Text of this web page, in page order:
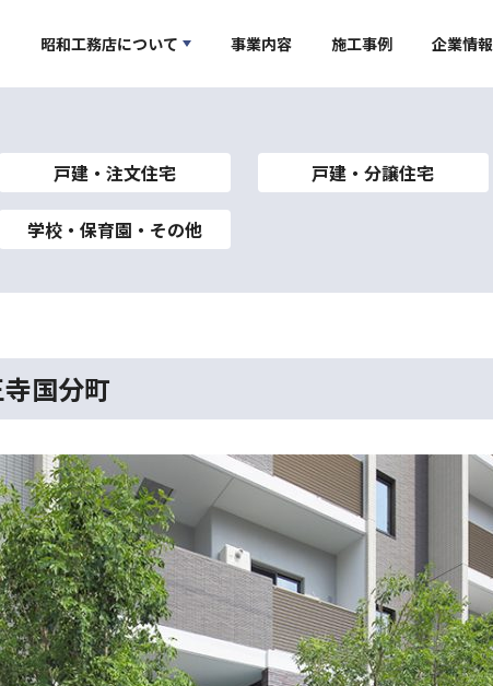
昭和工務店について 事業内容 施工事例 企業情報
戸建・注文住宅 戸建・分譲住宅
学校・保育園・その他
国分町